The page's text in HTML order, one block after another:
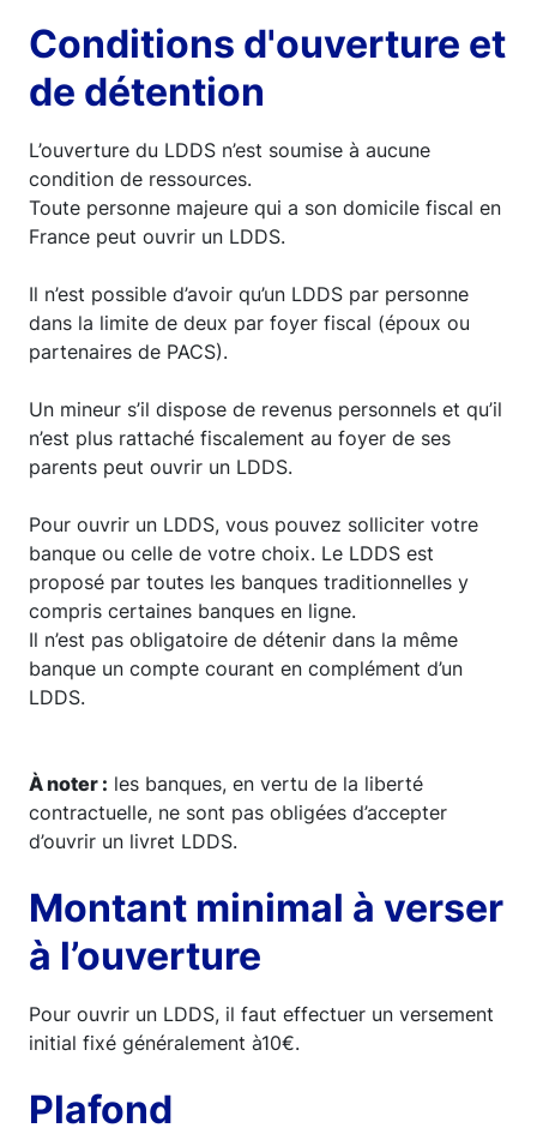
Conditions d'ouverture et
de détention
L’ouverture du LDDS n’est soumise à aucune
condition de ressources.
Toute personne majeure qui a son domicile fiscal en
France peut ouvrir un LDDS.
Il n’est possible d’avoir qu’un LDDS par personne
dans la limite de deux par foyer fiscal (époux ou
partenaires de PACS).
Un mineur s’il dispose de revenus personnels et qu’il
n’est plus rattaché fiscalement au foyer de ses
parents peut ouvrir un LDDS.
Pour ouvrir un LDDS, vous pouvez solliciter votre
banque ou celle de votre choix. Le LDDS est
proposé par toutes les banques traditionnelles y
compris certaines banques en ligne.
Il n’est pas obligatoire de détenir dans la même
banque un compte courant en complément d’un
LDDS.
À noter : les banques, en vertu de la liberté
contractuelle, ne sont pas obligées d’accepter
d’ouvrir un livret LDDS.
Montant minimal à verser
à l’ouverture
Pour ouvrir un LDDS, il faut effectuer un versement
initial fixé généralement à10€.
Plafond